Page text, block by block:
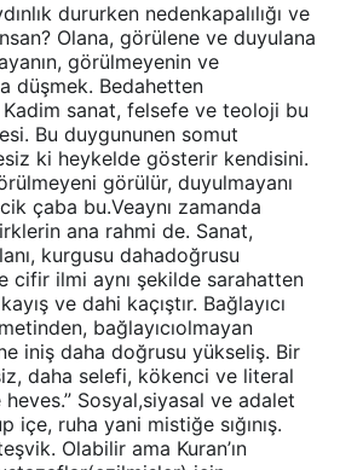
dururken nedenkapalılığı ve
Olana, görülene ve duyulana
görülmeyenin ve
düşmek. Bedahetten
Kadim sanat, felsefe ve teoloji bu
Bu duygununen somut
ki heykelde gösterir kendisini.
görülür, duyulmayanı
çaba bu.Veaynı zamanda
ana rahmi de. Sanat,
kurgusu dahadoğrusu
cifir ilmi aynı şekilde sarahatten
ve dahi kaçıştır. Bağlayıcı
bağlayıcıolmayan
iniş daha doğrusu yükseliş. Bir
daha selefi, kökenci ve literal
Sosyal,siyasal ve adalet
içe, ruha yani mistiğe sığınış.
Olabilir ama Kuran’ın